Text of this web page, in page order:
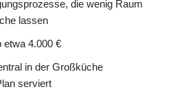
die wenig Raum
lassen
etwa 4.000 €
in der Großküche
serviert